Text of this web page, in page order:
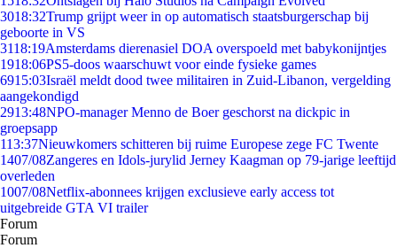
3018:32Trump grijpt weer in op automatisch staatsburgerschap bij
geboorte in VS
3118:19Amsterdams dierenasiel DOA overspoeld met babykonijntjes
1918:06PS5-doos waarschuwt voor einde fysieke games
6915:03Israël meldt dood twee militairen in Zuid-Libanon, vergelding
aangekondigd
2913:48NPO-manager Menno de Boer geschorst na dickpic in
groepsapp
113:37Nieuwkomers schitteren bij ruime Europese zege FC Twente
1407/08Zangeres en Idols-jurylid Jerney Kaagman op 79-jarige leeftijd
overleden
1007/08Netflix-abonnees krijgen exclusieve early access tot
uitgebreide GTA VI trailer
Forum
Forum